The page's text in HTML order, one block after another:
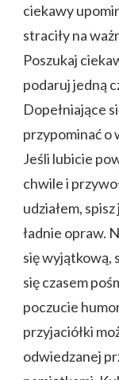
ciekawy
straciły na
Poszukaj
podaruj jedną
Dopełniające
przypominać o
Jeśli lubicie
chwile i
udziałem,
ładnie opraw.
się wyjątkową,
się czasem
poczucie
przyjaciółki
odwiedzanej